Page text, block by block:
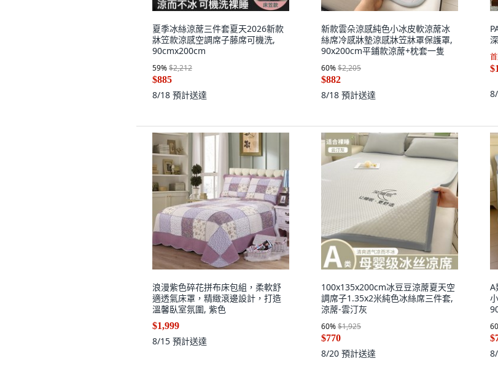
夏季冰絲涼蓆三件套夏天2026新款
牀笠款涼感空調席子藤席可機洗,
90cmx200cm
59%$2,212
$885
8/18 預計送達
新款雲朵涼感純色小冰皮軟涼蓆冰
絲席冷感牀墊涼感牀笠牀罩保護罩,
90x200cm平鋪款涼蓆+枕套一隻
60%$2,205
$882
8/18 預計送達
浪漫紫色碎花拼布床包組，柔軟舒
適透氣床罩，精緻滾邊設計，打造
溫馨臥室氛圍, 紫色
$1,999
8/15 預計送達
100x135x200cm冰豆豆涼蓆夏天空
調席子1.35x2米純色冰絲席三件套,
涼蓆-雲汀灰
60%$1,925
$770
8/20 預計送達
A
60